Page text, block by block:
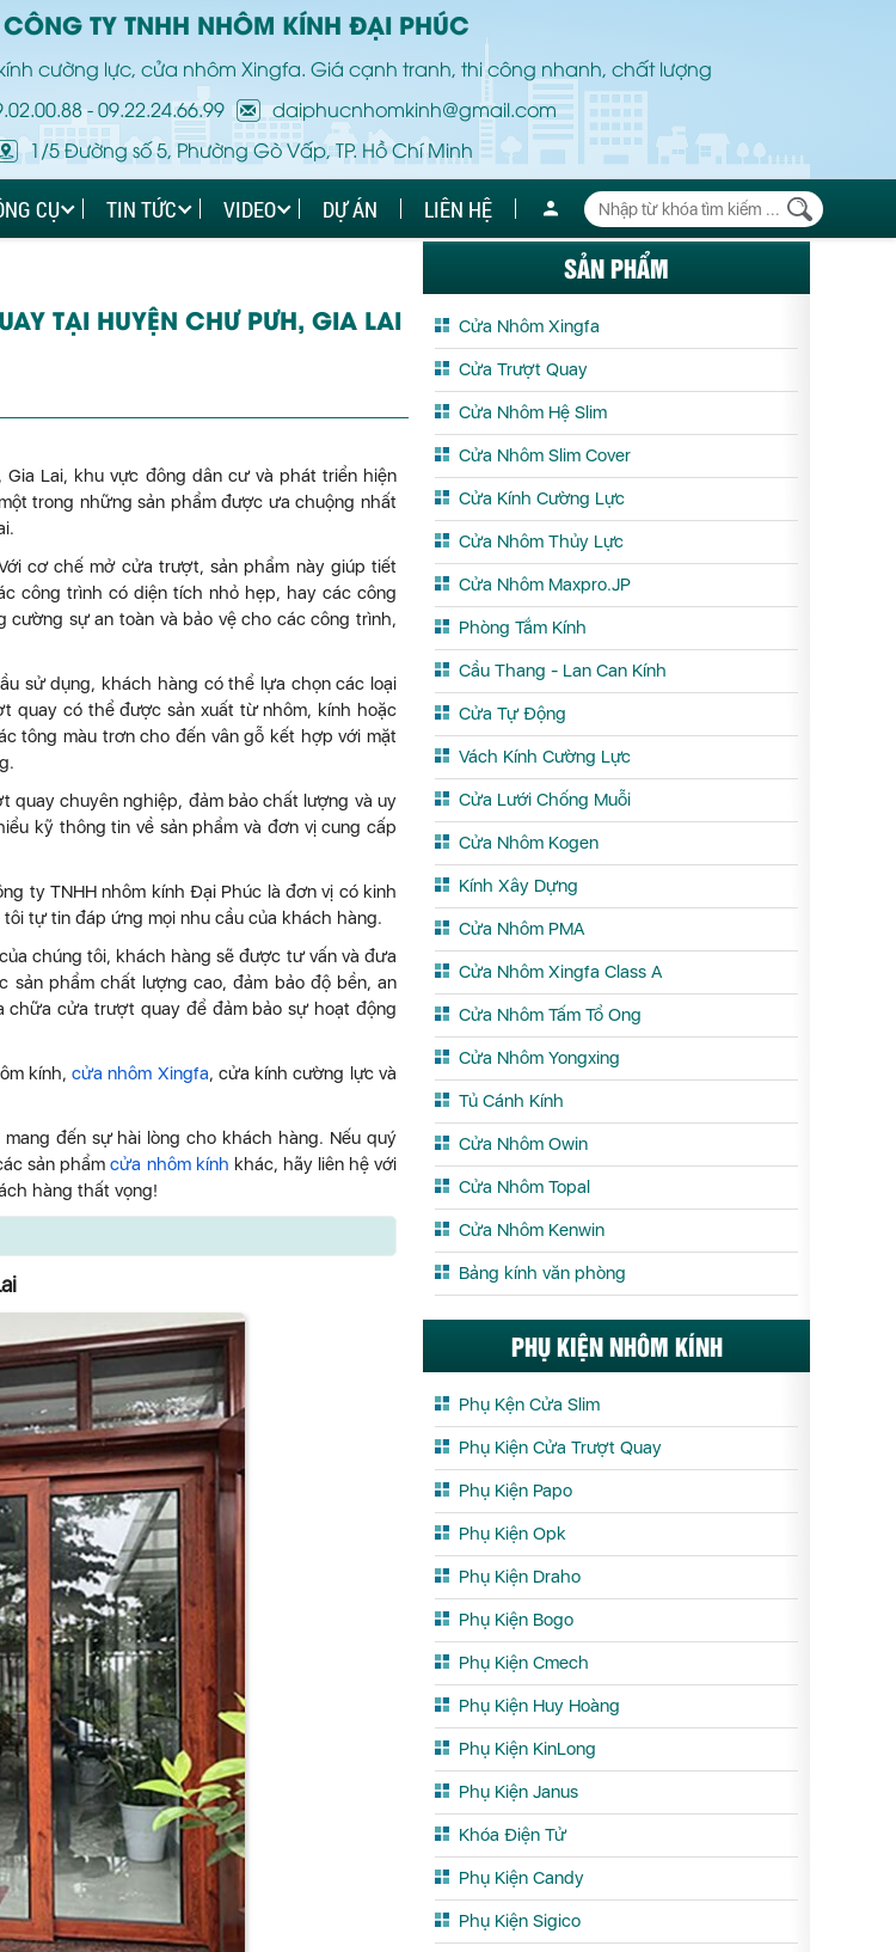
CÔNG TY TNHH NHÔM KÍNH ĐẠI PHÚC
cường lực, cửa nhôm Xingfa. Giá cạnh tranh, thi công nhanh, chất lượng
-09.22.24.66.99
daiphucnhomkinh@gmail.com
1/5 Đường số 5, Phường Gò Vấp, TP. Hồ Chí Minh
CỤ TIN TỨC VIDEO DỰ ÁN LIÊN HỆ
TẠI HUYỆN CHƯ PƯH, GIA LAI
Lai, khu vực đông dân cư và phát triển hiện
trong những sản phẩm được ưa chuộng nhất
cơ chế mở cửa trượt, sản phẩm này giúp tiết
công trình có diện tích nhỏ hẹp, hay các công
sự an toàn và bảo vệ cho các công trình,
sử dụng, khách hàng có thể lựa chọn các loại
quay có thể được sản xuất từ nhôm, kính hoặc
tông màu trơn cho đến vân gỗ kết hợp với mặt
quay chuyên nghiệp, đảm bảo chất lượng và uy
kỹ thông tin về sản phẩm và đơn vị cung cấp
ty TNHH nhôm kính Đại Phúc là đơn vị có kinh
tự tin đáp ứng mọi nhu cầu của khách hàng.
của chúng tôi, khách hàng sẽ được tư vấn và đưa
phẩm chất lượng cao, đảm bảo độ bền, an
chữa cửa trượt quay để đảm bảo sự hoạt động
kính,cửa nhôm Xingfa, cửa kính cường lực và
đến sự hài lòng cho khách hàng. Nếu quý
sản phẩmcửa nhôm kính khác, hãy liên hệ với
hàng thất vọng!
SẢN PHẨM
Cửa Nhôm Xingfa
Cửa Trượt Quay
Cửa Nhôm Hệ Slim
Cửa Nhôm Slim Cover
Cửa Kính Cường Lực
Cửa Nhôm Thủy Lực
Cửa Nhôm Maxpro.JP
Phòng Tắm Kính
Cầu Thang - Lan Can Kính
Cửa Tự Động
Vách Kính Cường Lực
Cửa Lưới Chống Muỗi
Cửa Nhôm Kogen
Kính Xây Dựng
Cửa Nhôm PMA
Cửa Nhôm Xingfa Class A
Cửa Nhôm Tấm Tổ Ong
Cửa Nhôm Yongxing
Tủ Cánh Kính
Cửa Nhôm Owin
Cửa Nhôm Topal
Cửa Nhôm Kenwin
Bảng kính văn phòng
PHỤ KIỆN NHÔM KÍNH
Phụ Kện Cửa Slim
Phụ Kiện Cửa Trượt Quay
Phụ Kiện Papo
Phụ Kiện Opk
Phụ Kiện Draho
Phụ Kiện Bogo
Phụ Kiện Cmech
Phụ Kiện Huy Hoàng
Phụ Kiện KinLong
Phụ Kiện Janus
Khóa Điện Tử
Phụ Kiện Candy
Phụ Kiện Sigico